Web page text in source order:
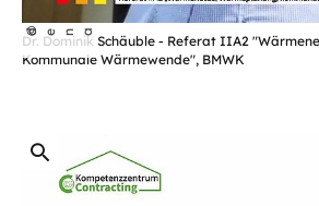
öffnet
Bild
Darstellung
© dena
Dr. Dominik Schäuble - Referat IIA2
Kommunale Wärmewende", BMWK